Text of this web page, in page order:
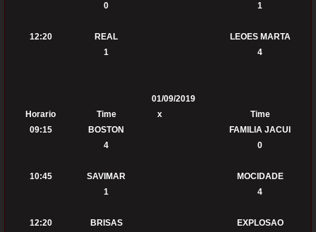
0
1
12:20 REAL
LEOES MARTA
1
4
01/09/2019
Horario
Time x
Time
09:15
BOSTON
FAMILIA JACUI
4
0
10:45 SAVIMAR
MOCIDADE
1
4
12:20 BRISAS EXPLOSAO